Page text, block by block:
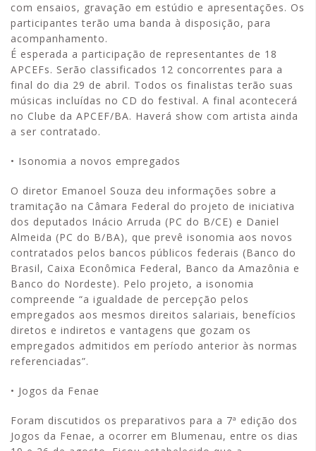
com ensaios, gravação em estúdio e apresentações. Os
participantes terão uma banda à disposição, para
acompanhamento.
É esperada a participação de representantes de 18
APCEFs. Serão classificados 12 concorrentes para a
final do dia 29 de abril. Todos os finalistas terão suas
músicas incluídas no CD do festival. A final acontecerá
no Clube da APCEF/BA. Haverá show com artista ainda
a ser contratado.
• Isonomia a novos empregados
O diretor Emanoel Souza deu informações sobre a
tramitação na Câmara Federal do projeto de iniciativa
dos deputados Inácio Arruda (PC do B/CE) e Daniel
Almeida (PC do B/BA), que prevê isonomia aos novos
contratados pelos bancos públicos federais (Banco do
Brasil, Caixa Econômica Federal, Banco da Amazônia e
Banco do Nordeste). Pelo projeto, a isonomia
compreende “a igualdade de percepção pelos
empregados aos mesmos direitos salariais, benefícios
diretos e indiretos e vantagens que gozam os
empregados admitidos em período anterior às normas
referenciadas”.
• Jogos da Fenae
Foram discutidos os preparativos para a 7ª edição dos
Jogos da Fenae, a ocorrer em Blumenau, entre os dias